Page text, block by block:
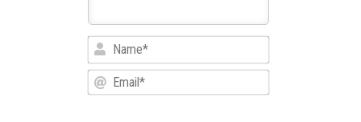
Name*
Email*